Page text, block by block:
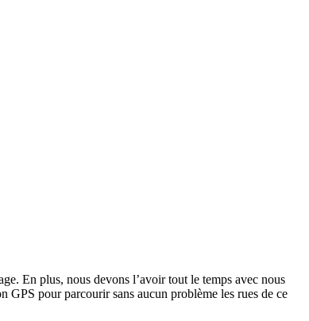
En plus, nous devons l’avoir tout le temps avec nous
GPS pour parcourir sans aucun problème les rues de ce